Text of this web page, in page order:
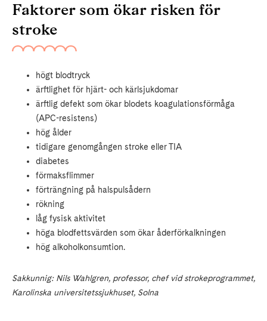
Faktorer som ökar risken för
stroke
högt blodtryck
ärftlighet för hjärt- och kärlsjukdomar
ärftlig defekt som ökar blodets koagulationsförmåga
(APC-resistens)
hög ålder
tidigare genomgången stroke eller TIA
diabetes
förmaksflimmer
förträngning på halspulsådern
rökning
låg fysisk aktivitet
höga blodfettsvärden som ökar åderförkalkningen
hög alkoholkonsumtion.
Sakkunnig: Nils Wahlgren, professor, chef vid strokeprogrammet,
Karolinska universitetssjukhuset, Solna